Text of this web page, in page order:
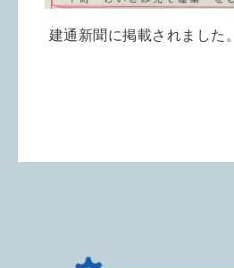
建通新聞に掲載されました。